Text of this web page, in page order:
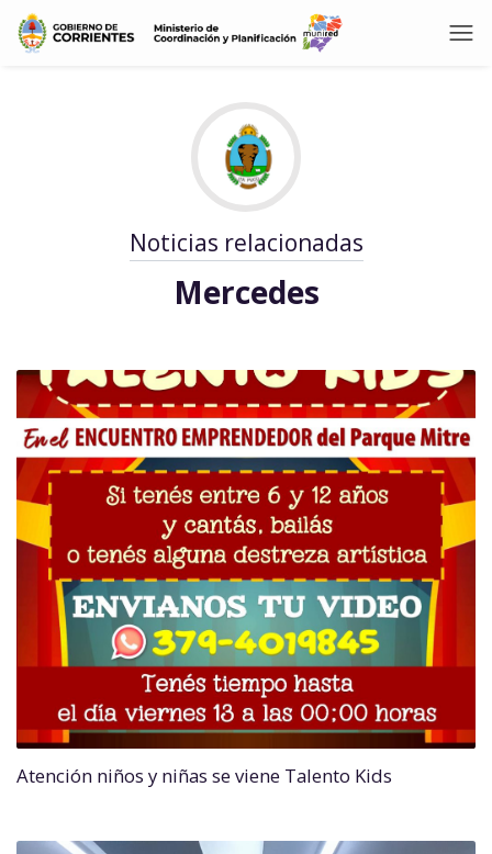
Noticias relacionadas
Mercedes
Atención niños y niñas se viene Talento Kids